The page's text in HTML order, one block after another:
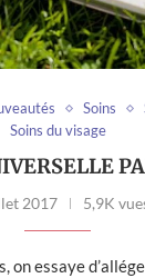
Soins
Soins du visage
2017 5,9K
on essaye